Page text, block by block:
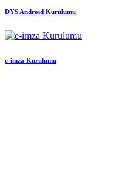
DYS Android Kurulumu
e-imza Kurulumu